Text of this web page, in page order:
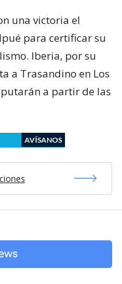
una victoria el
para certificar su
Iberia, por su
a Trasandino en Los
a partir de las
AVÍSANOS